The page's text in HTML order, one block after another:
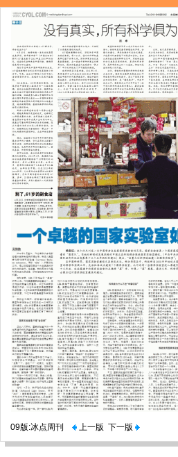
09版:冰点周刊 上一版 下一版